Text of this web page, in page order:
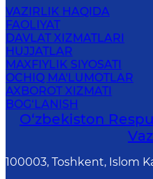
VAZIRLIK HAQIDA
FAOLIYAT
DAVLAT XIZMATLARI
HUJJATLAR
MAXFIYLIK SIYOSATI
OCHIQ MA'LUMOTLAR
AXBOROT XIZMATI
BOG‘LANISH
O‘zbеkistоn
100003, Toshkent, Islom